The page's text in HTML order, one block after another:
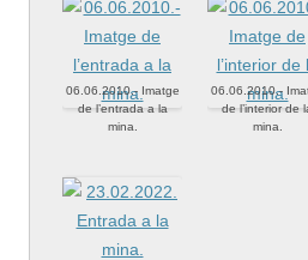
06.06.2010.- Imatge
de l’entrada a la
mina.
06.06.2010.-
de l’interior de
mina.